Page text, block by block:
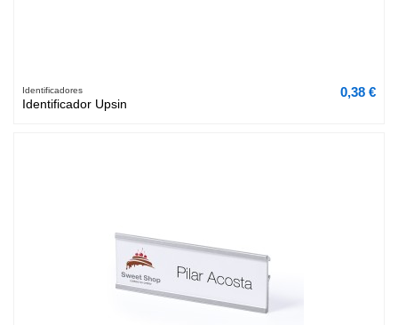
Identificadores
Identificador Upsin
0,38 €